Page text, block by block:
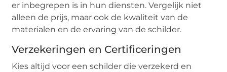
er inbegrepen is in hun diensten. Vergelijk niet
alleen de prijs, maar ook de kwaliteit van de
materialen en de ervaring van de schilder.
Verzekeringen en Certificeringen
Kies altijd voor een schilder die verzekerd en